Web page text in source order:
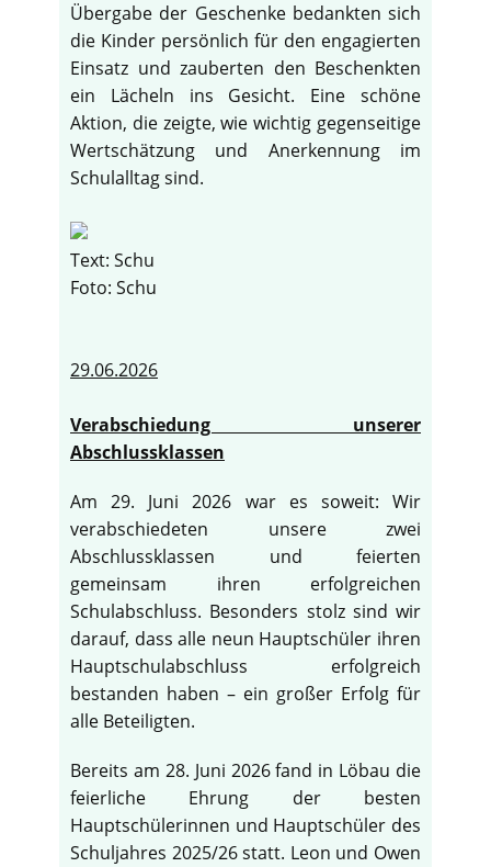
Übergabe der Geschenke bedankten sich
die Kinder persönlich für den engagierten
Einsatz und zauberten den Beschenkten
ein Lächeln ins Gesicht. Eine schöne
Aktion, die zeigte, wie wichtig gegenseitige
Wertschätzung und Anerkennung im
Schulalltag sind.
Text: Schu
Foto: Schu
29.06.2026
Verabschiedung unserer
Abschlussklassen
Am 29. Juni 2026 war es soweit: Wir
verabschiedeten unsere zwei
Abschlussklassen und feierten
gemeinsam ihren erfolgreichen
Schulabschluss. Besonders stolz sind wir
darauf, dass alle neun Hauptschüler ihren
Hauptschulabschluss erfolgreich
bestanden haben – ein großer Erfolg für
alle Beteiligten.
Bereits am 28. Juni 2026 fand in Löbau die
feierliche Ehrung der besten
Hauptschülerinnen und Hauptschüler des
Schuljahres 2025/26 statt. Leon und Owen